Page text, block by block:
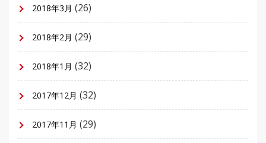
2018年3月 (26)
2018年2月 (29)
2018年1月 (32)
2017年12月 (32)
2017年11月 (29)